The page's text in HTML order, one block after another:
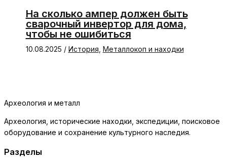
На сколько ампер должен быть
сварочный инвертор для дома,
чтобы не ошибиться
10.08.2025 / История Металлокоп и находки
Археология и металл
Археология, исторические находки, экспедиции, поисковое
оборудование и сохранение культурного наследия.
Разделы